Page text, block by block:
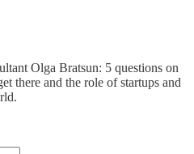
Olga Bratsun: 5 questions on
there and the role of startups and